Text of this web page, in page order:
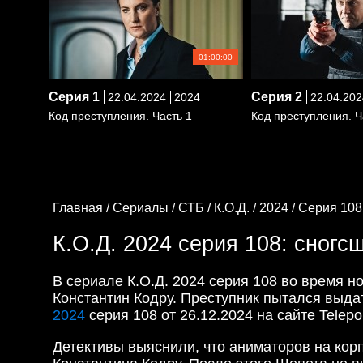
01:00:00
Серия 1 22.04.2024
2024
Код преступления. Часть 1
Серия 2
Код преступления.
Главная /Сериалы /СТБ / К.О.Д. / 2024 /Серия 108
К.О.Д. 2024 серия 108:
В сериале К.О.Д. 2024 серия 108 во время
Константин Кодру. Преступник пытался
2024 серия 108 от 26.12.2024 на сайте
Детективы выяснили, что аниматоров на